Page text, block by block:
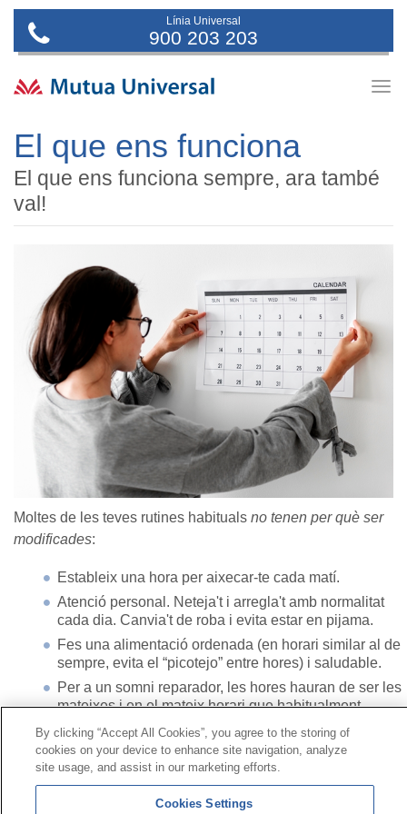
Línia Universal
900 203 203
El que ens funciona
El que ens funciona sempre, ara també
val!
Moltes de les teves rutines habituals no tenen per què ser
modificades:
Estableix una hora per aixecar-te cada matí.
Atenció personal. Neteja't i arregla't amb normalitat
cada dia. Canvia't de roba i evita estar en pijama.
Fes una alimentació ordenada (en horari similar al de
sempre, evita el “picotejo” entre hores) i saludable.
Per a un somni reparador, les hores hauran de ser les
mateixes i en el mateix horari que habitualment.
Contacte |Perfil del contractant|Reclamacions
Prestacions Especials|Zona Privada Proveïdor Sanitari
By clicking “Accept All Cookies”, you agree to the storing of
cookies on your device to enhance site navigation, analyze
site usage, and assist in our marketing efforts.
Cookies Settings